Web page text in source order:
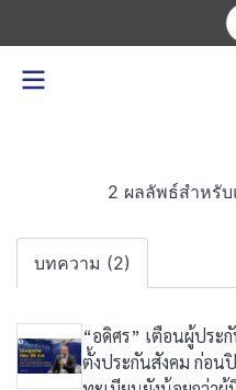
2 ผลลัพธ์สำหรั
บทความ (2)
“อดิศร” เตือนผู้ประ
ตั้งประกันสังคม ก่อน